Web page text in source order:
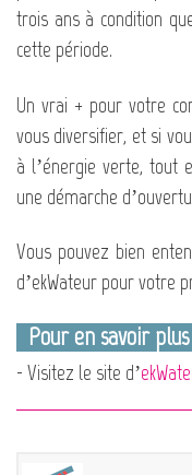
trois ans à condition
cette période.
Un vrai + pour votre
vous diversifier, et si
à l’énergie verte, tout
une démarche
Vous pouvez bien
d’ekWateur pour votre
Pour en savoir plus
- Visitez le site d’